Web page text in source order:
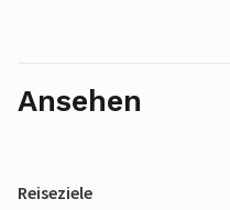
Ansehen
Reiseziele